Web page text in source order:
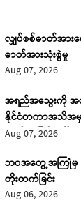
လျှပ်စစ်ဓာတ်အား
ဓာတ်အားသုံးစွဲမှု
Aug 07, 2026
အရည်အသွေးကို အခ
နိုင်ငံတကာအသိအမှ
အရင်းအမြစ် ဖွံ့ဖြိုး
Aug 07, 2026
ဘဝအတွေ့အကြုံမှ သ
တိုးတက်ခြင်း
Aug 06, 2026